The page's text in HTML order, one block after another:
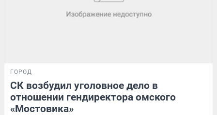
ГОРОД
СК возбудил уголовное дело в
отношении гендиректора омского
«Мостовика»